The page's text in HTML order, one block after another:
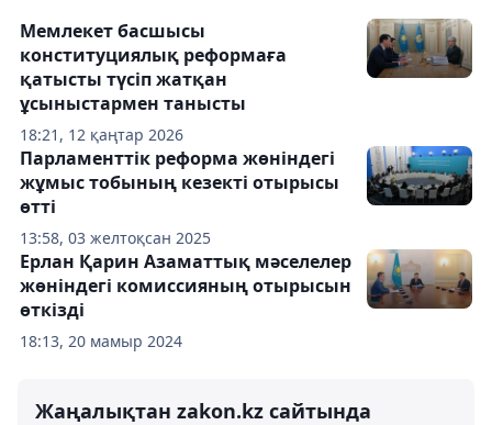
18:21, 12 қаңтар 2026
Мемлекет басшысы
конституциялық реформаға
қатысты түсіп жатқан
ұсыныстармен танысты
13:58, 03 желтоқсан 2025
Парламенттік реформа жөніндегі
жұмыс тобының кезекті отырысы
өтті
18:13, 20 мамыр 2024
Ерлан Қарин Азаматтық мәселелер
жөніндегі комиссияның отырысын
өткізді
Жаңалықтан zakon.kz сайтында